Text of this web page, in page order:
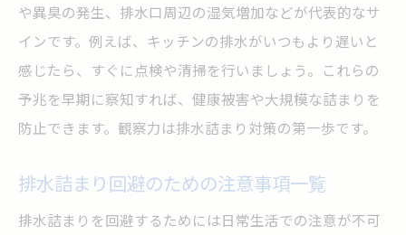
や異臭の発生、排水口周辺の湿気増加などが代表的なサ
インです。例えば、キッチンの排水がいつもより遅いと
感じたら、すぐに点検や清掃を行いましょう。これらの
予兆を早期に察知すれば、健康被害や大規模な詰まりを
防止できます。観察力は排水詰まり対策の第一歩です。
排水詰まり回避のための注意事項一覧
排水詰まりを回避するためには日常生活での注意が不可